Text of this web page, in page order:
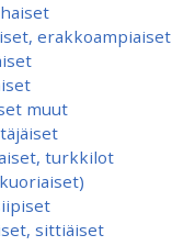
erakkoampiaiset
muut
turkkilot
sittiäiset